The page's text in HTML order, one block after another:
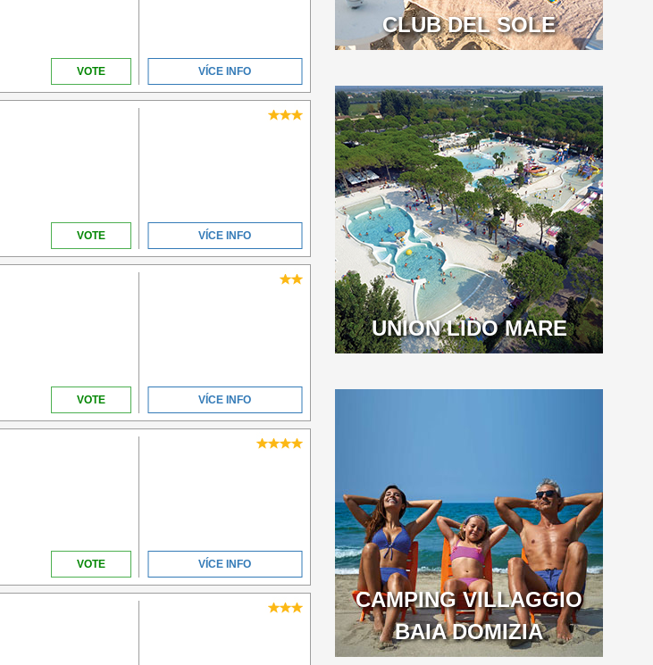
VOTE VÍCE INFO
VOTE VÍCE INFO
VOTE VÍCE INFO
VOTE VÍCE INFO
CLUB DEL SOLE
WELCOME TO THE
UNION LIDO MARE
A BEACH OVER 1KM
LONG LOCATED IN THE
CAMPING VILLAGGIO
BAIA DOMIZIA